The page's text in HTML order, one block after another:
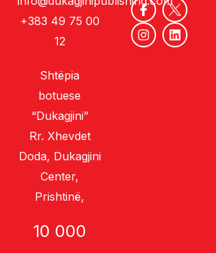
+383 49 75 00
12
Shtëpia
botuese
“Dukagjini”
Rr. Xhevdet
Doda, Dukagjini
Center,
Prishtinë,
10 000